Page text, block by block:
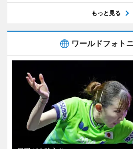
もっと見る
ワールドフォト